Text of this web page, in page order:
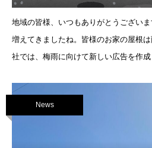
地域の皆様、いつもありがとうござい
増えてきましたね。皆様のお家の屋根
社では、梅雨に向けて新しい広告を作
News